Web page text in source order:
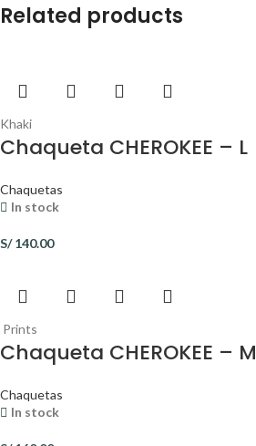
Related products
Khaki
Chaqueta CHEROKEE – L
Chaquetas
In stock
S/140.00
Prints
Chaqueta CHEROKEE – M
Chaquetas
In stock